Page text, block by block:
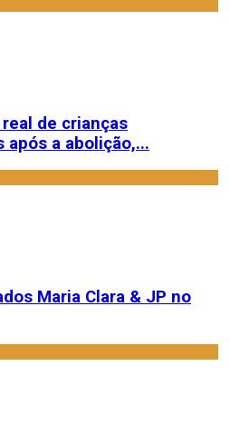
de crianças
após a abolição,...
Maria Clara & JP no